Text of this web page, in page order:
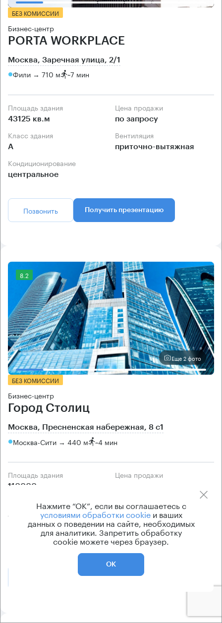
БЕЗ КОМИССИИ
Бизнес-центр
PORTA WORKPLACE
Москва, Заречная улица, 2/1
Фили → 710 м ~7 мин
Площадь здания
43125 кв.м
Цена продажи
по запросу
Класс здания
А
Вентиляция
приточно-вытяжная
Кондиционирование
центральное
Позвонить Получить презентацию
8.2
Еще 2 фото
БЕЗ КОМИССИИ
Бизнес-центр
Город Столиц
Москва, Пресненская набережная, 8 с1
Москва-Сити → 440 м ~4 мин
Площадь здания
110000 кв.м
Цена продажи
Класс здания
А
Вентиляция
приточно-вытяжная
Кондиционирование
центральное
Получить презентацию
Нажмите “ОК”, если вы соглашаетесь с
условиями обработки cookieи ваших
данных о поведении на сайте, необходимых
для аналитики. Запретить обработку
cookie можете через браузер.
ОК